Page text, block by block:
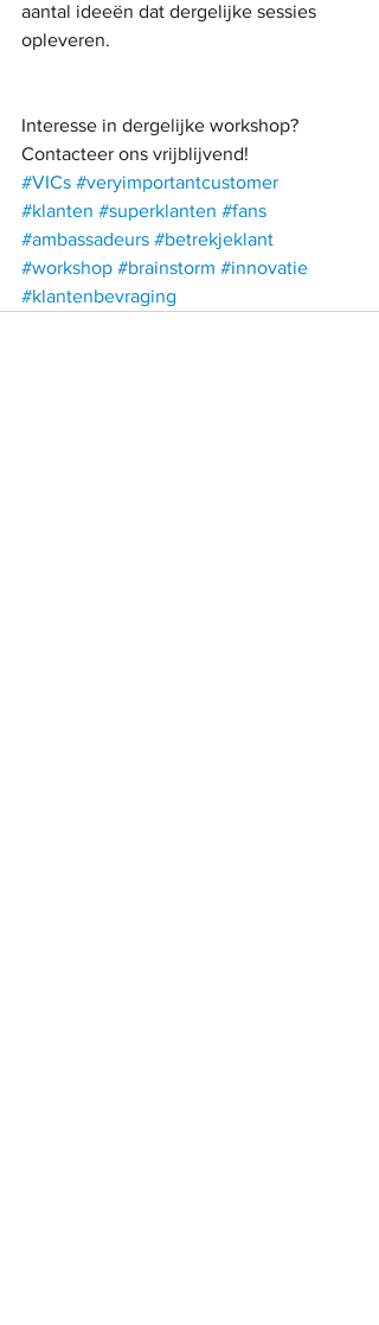
aantal ideeën dat dergelijke sessies
opleveren.
Interesse in dergelijke workshop?
Contacteer ons vrijblijvend!
#VICs #veryimportantcustomer
#klanten #superklanten #fans
#ambassadeurs #betrekjeklant
#workshop #brainstorm #innovatie
#klantenbevraging